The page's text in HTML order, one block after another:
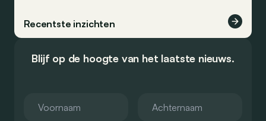
Recentste inzichten
Blijf op de hoogte van het laatste nieuws.